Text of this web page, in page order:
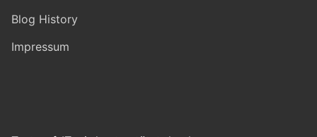
Blog History
Impressum